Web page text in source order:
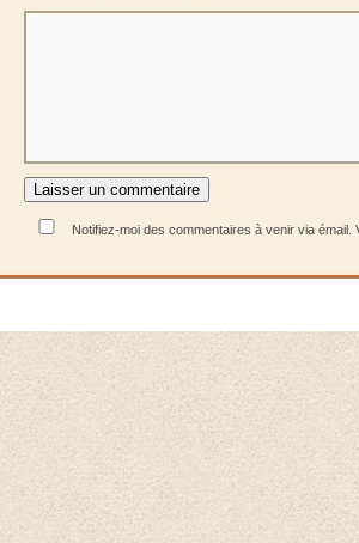
Notifiez-moi des commentaires à venir via émail.